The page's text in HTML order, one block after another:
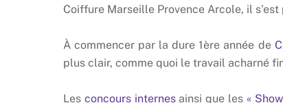
Coiffure Marseille Provence Arcole, il
À commencer par la dure 1ère année de
plus clair, comme quoi le travail acharné
Les concours internesainsi que les «